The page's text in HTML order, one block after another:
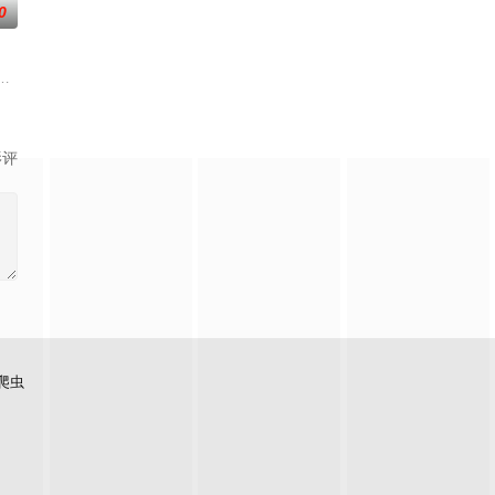
基美带到她的房间，但她看到的是亚美正
悠太主動幫忙清理餐具，卻不幸摔倒了，雙手都骨折。康介的母親栞看到
的「天堂之梯」地宮，成為了 500 年以來第一個有幸進入這處遺跡的人。然
虫